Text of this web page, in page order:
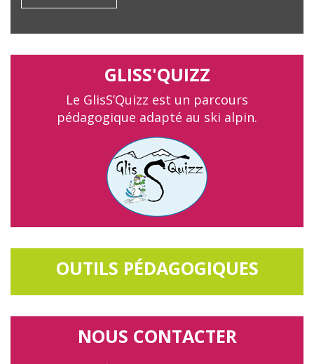
GLISS'QUIZZ
Le GlisS’Quizz est un parcours
pédagogique adapté au ski alpin.
OUTILS PÉDAGOGIQUES
NOUS CONTACTER